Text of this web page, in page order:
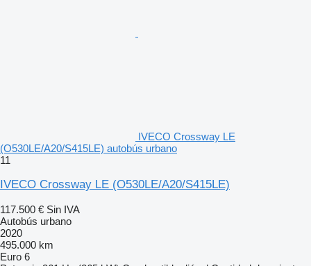
IVECO Crossway LE
(O530LE/A20/S415LE) autobús urbano
11
IVECO Crossway LE (O530LE/A20/S415LE)
117.500 € Sin IVA
Autobús urbano
2020
495.000 km
Euro 6